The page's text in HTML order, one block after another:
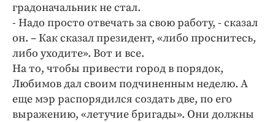
градоначальник не стал.
- Надо просто отвечать за свою работу, - сказал
он. – Как сказал президент, «либо проснитесь,
либо уходите». Вот и все.
На то, чтобы привести город в порядок,
Любимов дал своим подчиненным неделю. А
еще мэр распорядился создать две, по его
выражению, «летучие бригады». Они должны